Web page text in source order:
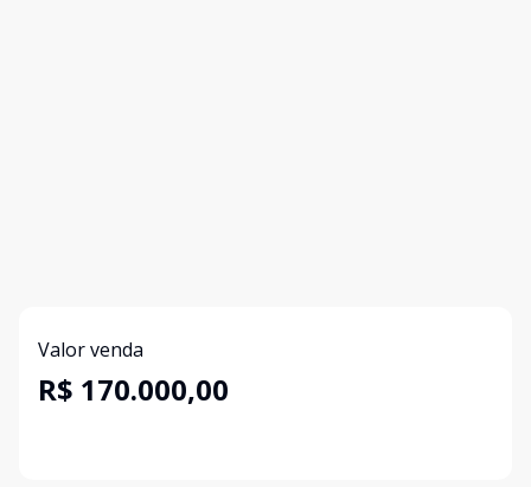
Valor venda
R$ 170.000,00